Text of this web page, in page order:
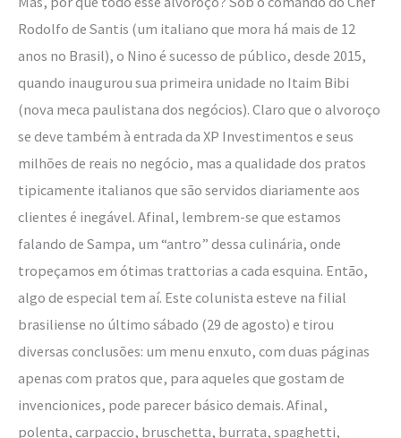
Rodolfo de Santis (um italiano que mora há mais de 12
anos no Brasil), o Nino é sucesso de público, desde 2015,
quando inaugurou sua primeira unidade no Itaim Bibi
(nova meca paulistana dos negócios). Claro que o alvoroço
se deve também à entrada da XP Investimentos e seus
milhões de reais no negócio, mas a qualidade dos pratos
tipicamente italianos que são servidos diariamente aos
clientes é inegável. Afinal, lembrem-se que estamos
falando de Sampa, um “antro” dessa culinária, onde
tropeçamos em ótimas trattorias a cada esquina. Então,
algo de especial tem aí. Este colunista esteve na filial
brasiliense no último sábado (29 de agosto) e tirou
diversas conclusões: um menu enxuto, com duas páginas
apenas com pratos que, para aqueles que gostam de
invencionices, pode parecer básico demais. Afinal,
polenta, carpaccio, bruschetta, burrata, spaghetti,